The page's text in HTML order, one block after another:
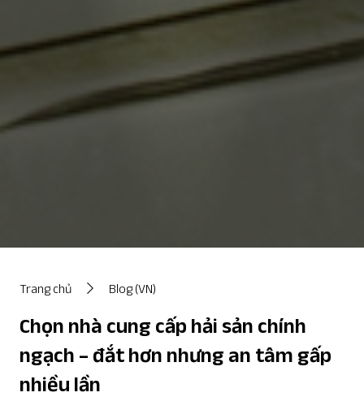
Trang chủ Blog (VN)
Chọn nhà cung cấp hải sản chính
ngạch – đắt hơn nhưng an tâm gấp
nhiều lần